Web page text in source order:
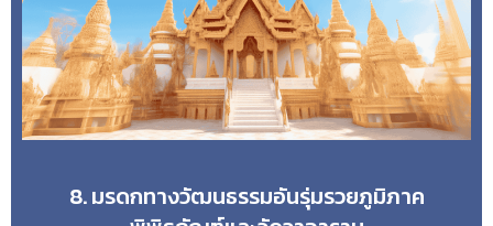
8. มรดกทางวัฒนธรรมอันรุ่มรวยภูมิภาค